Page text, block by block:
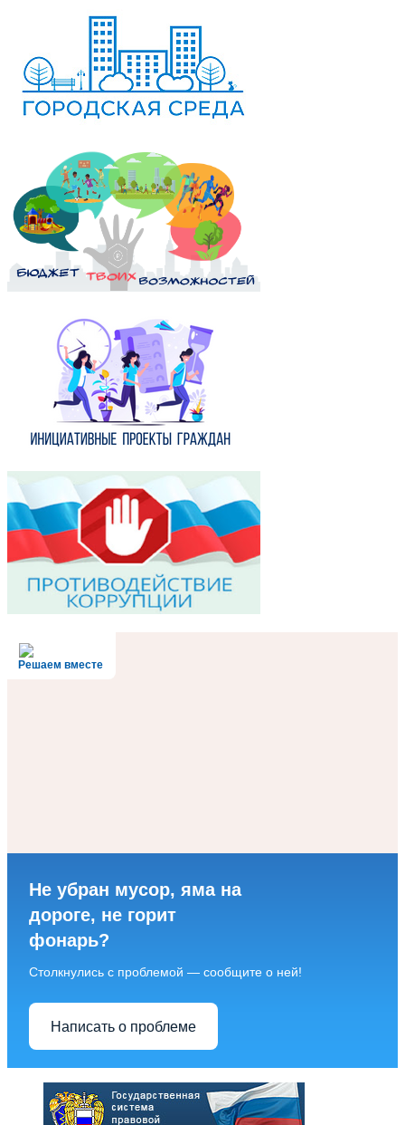
Решаем вместе
Не убран мусор, яма на
дороге, не горит
фонарь?
Столкнулись с проблемой — сообщите о ней!
Написать о проблеме